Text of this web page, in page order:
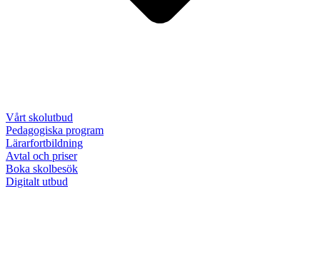
Vårt skolutbud
Pedagogiska program
Lärarfortbildning
Avtal och priser
Boka skolbesök
Digitalt utbud